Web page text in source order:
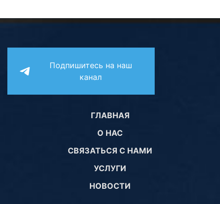
Подпишитесь на наш
канал
ГЛАВНАЯ
О НАС
СВЯЗАТЬСЯ С НАМИ
УСЛУГИ
НОВОСТИ